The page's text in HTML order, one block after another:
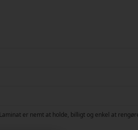
er nemt at holde, billigt og enkel at